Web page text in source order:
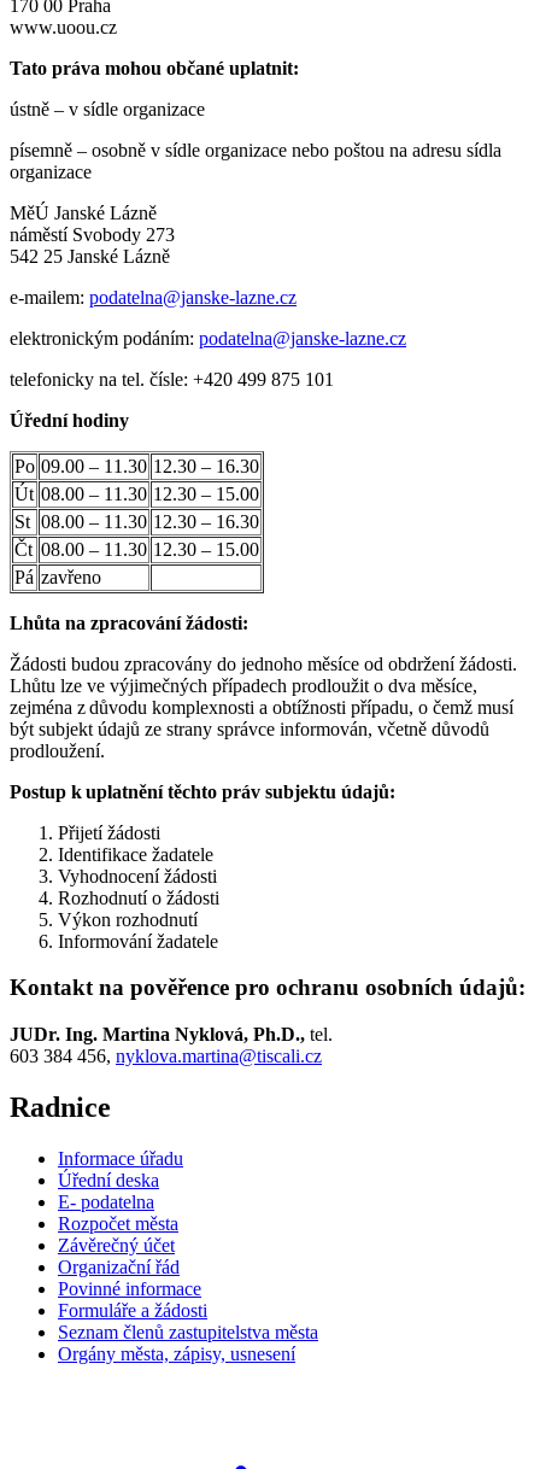
170 00 Praha
www.uoou.cz
Tato práva mohou občané uplatnit:
ústně – v sídle organizace
písemně – osobně v sídle organizace nebo poštou na adresu sídla
organizace
MěÚ Janské Lázně
náměstí Svobody 273
542 25 Janské Lázně
e-mailem: podatelna@janske-lazne.cz
elektronickým podáním: podatelna@janske-lazne.cz
telefonicky na tel. čísle: +420 499 875 101
Úřední hodiny
Po 09.00 – 11.30 12.30 – 16.30
Út 08.00 – 11.30 12.30 – 15.00
St 08.00 – 11.30 12.30 – 16.30
Čt 08.00 – 11.30 12.30 – 15.00
Pá zavřeno
Lhůta na zpracování žádosti:
Žádosti budou zpracovány do jednoho měsíce od obdržení žádosti.
Lhůtu lze ve výjimečných případech prodloužit o dva měsíce,
zejména z důvodu komplexnosti a obtížnosti případu, o čemž musí
být subjekt údajů ze strany správce informován, včetně důvodů
prodloužení.
Postup k uplatnění těchto práv subjektu údajů:
Přijetí žádosti
Identifikace žadatele
Vyhodnocení žádosti
Rozhodnutí o žádosti
Výkon rozhodnutí
Informování žadatele
Kontakt na pověřence pro ochranu osobních údajů:
JUDr. Ing. Martina Nyklová, Ph.D., tel.
603 384 456, nyklova.martina@tiscali.cz
Radnice
Informace úřadu
Úřední deska
E- podatelna
Rozpočet města
Závěrečný účet
Organizační řád
Povinné informace
Formuláře a žádosti
Seznam členů zastupitelstva města
Orgány města, zápisy, usnesení